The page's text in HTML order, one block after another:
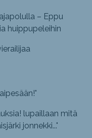
– Eppu
huippupeleihin
"
lupaillaan mitä
jonnekki..."